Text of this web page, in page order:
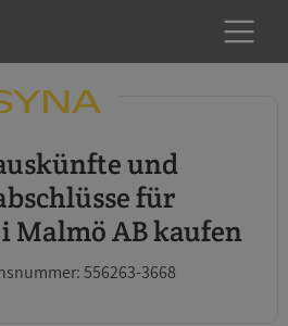
für
Malmö AB kaufen
556263-3668